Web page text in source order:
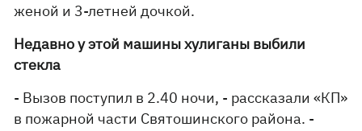
женой и 3-летней дочкой.
Недавно у этой машины хулиганы выбили
стекла
- Вызов поступил в 2.40 ночи, - рассказали «КП»
в пожарной части Святошинского района. -